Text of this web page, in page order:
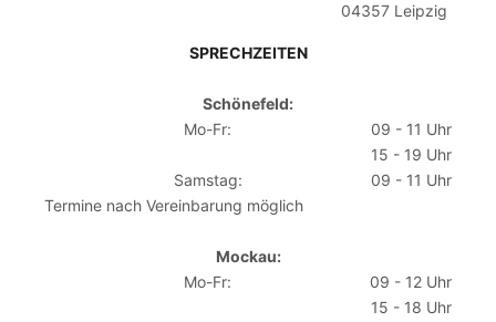
04357 Leipzig
SPRECHZEITEN
Schönefeld:
Mo-Fr:
09 - 11 Uhr
15 - 19 Uhr
Samstag:
09 - 11 Uhr
Termine nach Vereinbarung möglich
Mockau:
Mo-Fr:
09 - 12 Uhr
15 - 18 Uhr